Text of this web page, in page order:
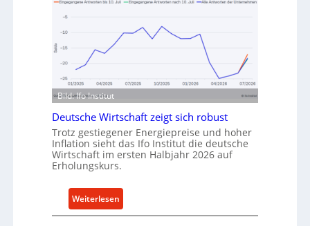
n
u
s
t
r
i
e
E
s
h
d
ü
r
n
a
c
a
l
Bild: Ifo Institut
Deutsche Wirtschaft zeigt sich robust
Trotz gestiegener Energiepreise und hoher
Inflation sieht das Ifo Institut die deutsche
Wirtschaft im ersten Halbjahr 2026 auf
Erholungskurs.
Weiterlesen
D